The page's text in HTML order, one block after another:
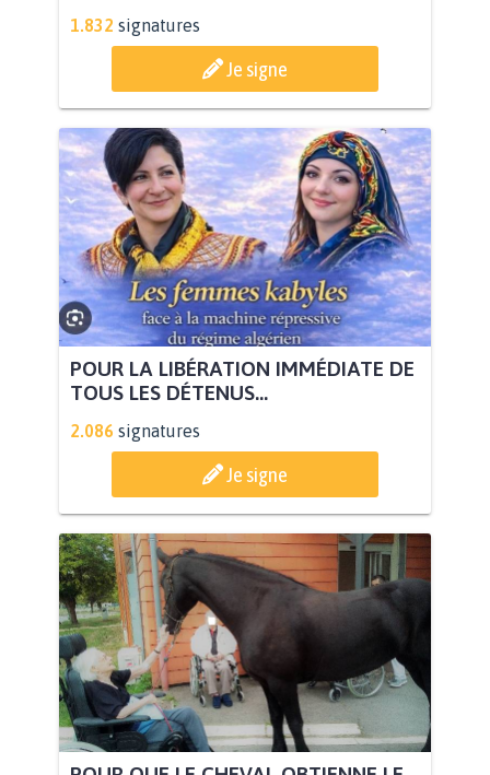
1.832 signatures
Je signe
POUR LA LIBÉRATION IMMÉDIATE DE
TOUS LES DÉTENUS...
2.086 signatures
Je signe